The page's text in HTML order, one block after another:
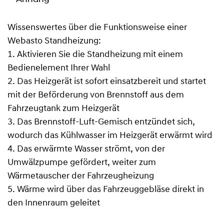
Wissenswertes über die Funktionsweise einer
Webasto Standheizung:
1. Aktivieren Sie die Standheizung mit einem
Bedienelement Ihrer Wahl
2. Das Heizgerät ist sofort einsatzbereit und startet
mit der Beförderung von Brennstoff aus dem
Fahrzeugtank zum Heizgerät
3. Das Brennstoff-Luft-Gemisch entzündet sich,
wodurch das Kühlwasser im Heizgerät erwärmt wird
4. Das erwärmte Wasser strömt, von der
Umwälzpumpe gefördert, weiter zum
Wärmetauscher der Fahrzeugheizung
5. Wärme wird über das Fahrzeuggebläse direkt in
den Innenraum geleitet